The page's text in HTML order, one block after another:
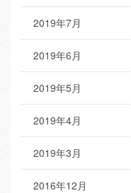
2019年7月
2019年6月
2019年5月
2019年4月
2019年3月
2016年12月